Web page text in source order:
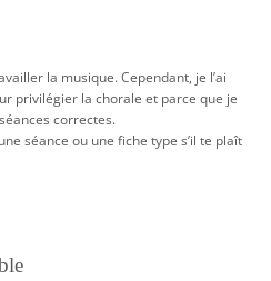
la musique. Cependant, je l’ai
privilégier la chorale et parce que je
correctes.
séance ou une fiche type s’il te plaît